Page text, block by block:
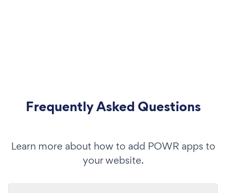
Frequently Asked Questions
Learn more about how to add POWR apps to
your website.